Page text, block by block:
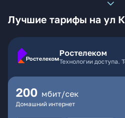
Лучшие тарифы на ул
Ростелеком
Технологии доступа.
200 мбит/сек
Домашний интернет